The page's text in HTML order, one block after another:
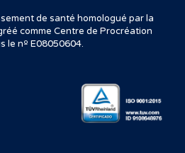
de santé homologué par la
comme Centre de Procréation
le nº E08050604.